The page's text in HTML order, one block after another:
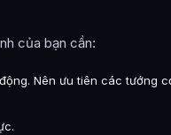
của bạn cần:
Nên ưu tiên các tướng